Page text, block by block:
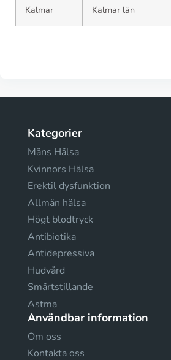
Kalmar Kalmar län
Kategorier
Mäns Hälsa
Kvinnors Hälsa
Erektil dysfunktion
Allmän hälsa
Högt blodtryck
Antibiotika
Antidepressiva
Hudvård
Smärtstillande
Astma
Användbar information
Om oss
Kontakta oss